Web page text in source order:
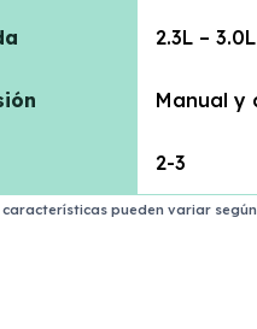
2.3L – 3.0L
Manual y
2-3
características pueden variar